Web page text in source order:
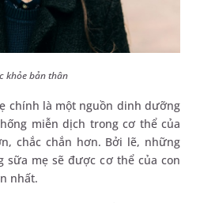
khỏe bản thân
chính là một nguồn dinh dưỡng
miễn dịch trong cơ thể của
chắc chắn hơn. Bởi lẽ, những
mẹ sẽ được cơ thể của con
nhất.